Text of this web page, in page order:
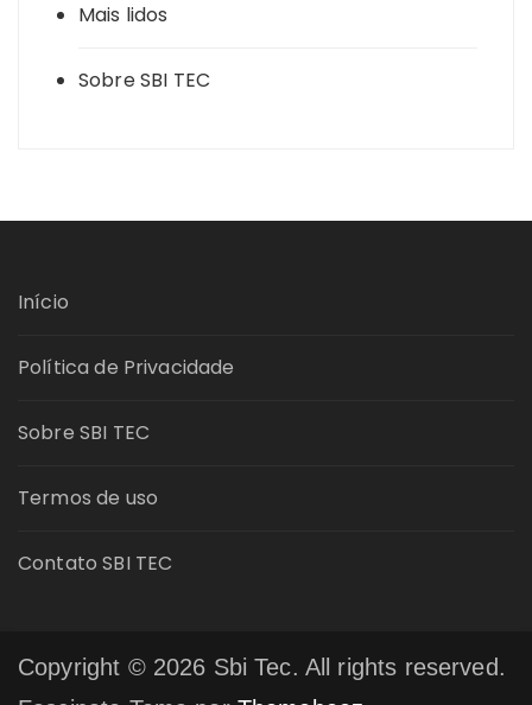
Mais lidos
Sobre SBI TEC
Início
Política de Privacidade
Sobre SBI TEC
Termos de uso
Contato SBI TEC
Copyright © 2026 Sbi Tec. All rights reserved.